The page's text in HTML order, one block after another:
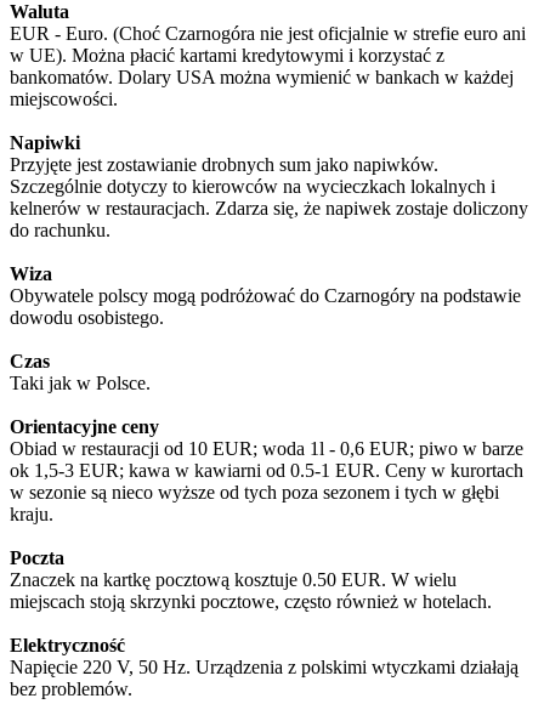
Waluta
EUR - Euro. (Choć Czarnogóra nie jest oficjalnie w strefie euro ani
w UE). Można płacić kartami kredytowymi i korzystać z
bankomatów. Dolary USA można wymienić w bankach w każdej
miejscowości.
Napiwki
Przyjęte jest zostawianie drobnych sum jako napiwków.
Szczególnie dotyczy to kierowców na wycieczkach lokalnych i
kelnerów w restauracjach. Zdarza się, że napiwek zostaje doliczony
do rachunku.
Wiza
Obywatele polscy mogą podróżować do Czarnogóry na podstawie
dowodu osobistego.
Czas
Taki jak w Polsce.
Orientacyjne ceny
Obiad w restauracji od 10 EUR; woda 1l - 0,6 EUR; piwo w barze
ok 1,5-3 EUR; kawa w kawiarni od 0.5-1 EUR. Ceny w kurortach
w sezonie są nieco wyższe od tych poza sezonem i tych w głębi
kraju.
Poczta
Znaczek na kartkę pocztową kosztuje 0.50 EUR. W wielu
miejscach stoją skrzynki pocztowe, często również w hotelach.
Elektryczność
Napięcie 220 V, 50 Hz. Urządzenia z polskimi wtyczkami działają
bez problemów.